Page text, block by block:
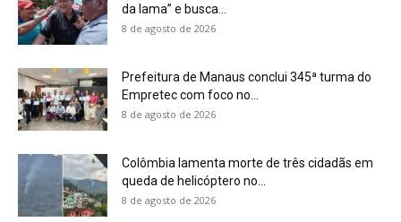
da lama” e busca...
8 de agosto de 2026
Prefeitura de Manaus conclui 345ª turma do
Empretec com foco no...
8 de agosto de 2026
Colômbia lamenta morte de três cidadãs em
queda de helicóptero no...
8 de agosto de 2026